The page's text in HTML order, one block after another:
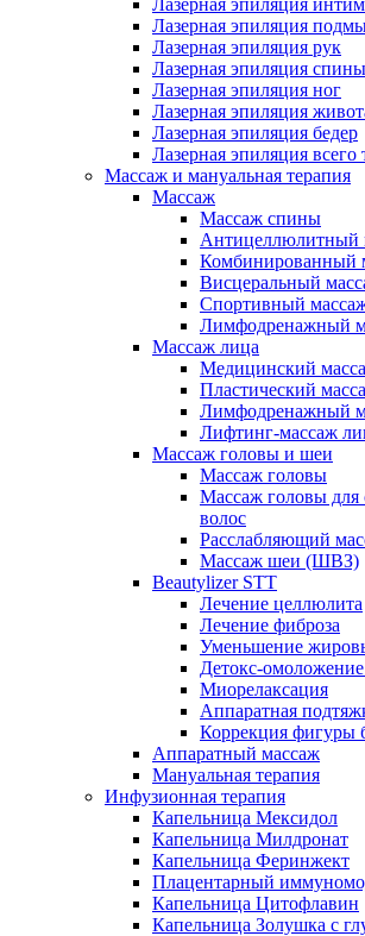
Лазерная эпиляция
Лазерная эпиляция
Лазерная эпиляция рук
Лазерная эпиляция спины
Лазерная эпиляция ног
Лазерная эпиляция
Лазерная эпиляция бедер
Лазерная эпиляция всего
Массаж и мануальная терапия
Массаж
Массаж спины
Антицеллюлитный
Комбинированный
Висцеральный
Спортивный
Лимфодренажный
Массаж лица
Медицинский
Пластический
Лимфодренажный
Лифтинг-массаж
Массаж головы и шеи
Массаж головы
Массаж головы для
волос
Расслабляющий
Массаж шеи (ШВЗ)
Beautylizer STT
Лечение целлюлита
Лечение фиброза
Уменьшение
Детокс-омоложение
Миорелаксация
Аппаратная
Коррекция фигуры
Аппаратный массаж
Мануальная терапия
Инфузионная терапия
Капельница Мексидол
Капельница Милдронат
Капельница Феринжект
Плацентарный
Капельница Цитофлавин
Капельница Золушка с